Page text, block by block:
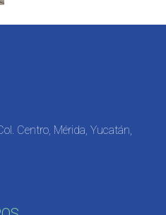
Centro, Mérida, Yucatán,